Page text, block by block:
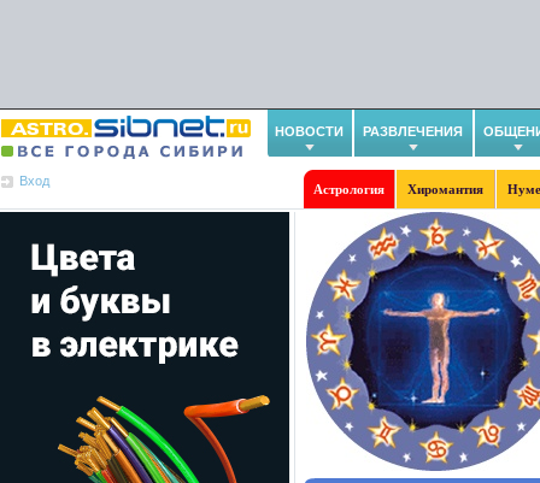
НОВОСТИ РАЗВЛЕЧЕНИЯ
Вход
Астрология Хиромантия